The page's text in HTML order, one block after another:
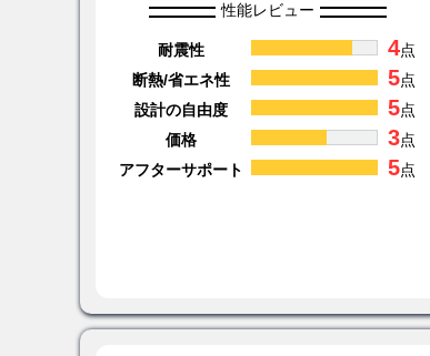
性能レビュー
耐震性 4点
断熱/省エネ性
5点
設計の自由度
5点
価格
3点
アフターサポート
5点